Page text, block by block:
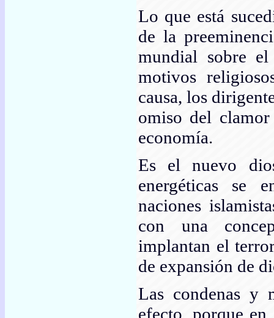
Lo que está
de la
mundial sobre
motivos
causa, los
omiso del
economía.
Es el nuevo
energéticas se
naciones
con una
implantan el
de expansión de
Las condenas y
efecto, porque